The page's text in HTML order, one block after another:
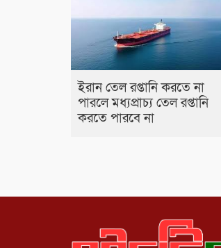
ইরান তেল রপ্তানি করতে না
পারলে মধ্যপ্রাচ্য তেল রপ্তানি
করতে পারবে না